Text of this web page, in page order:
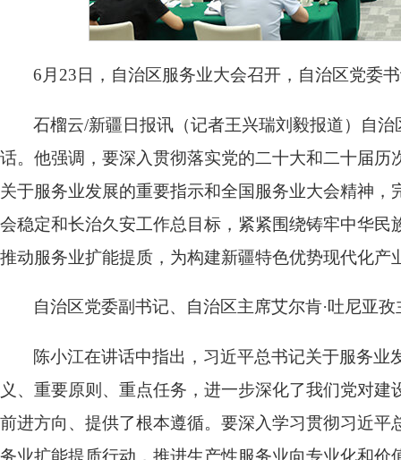
6月23日，自治区服务业大会召开，自治区党委
石榴云/新疆日报讯（记者王兴瑞刘毅报道）自
话。他强调，要深入贯彻落实党的二十大和二十届
关于服务业发展的重要指示和全国服务业大会精神
会稳定和长治久安工作总目标，紧紧围绕铸牢中华
推动服务业扩能提质，为构建新疆特色优势现代化
自治区党委副书记、自治区主席艾尔肯·吐尼亚
陈小江在讲话中指出，习近平总书记关于服务
义、重要原则、重点任务，进一步深化了我们党对
前进方向、提供了根本遵循。要深入学习贯彻习近
务业扩能提质行动，推进生产性服务业向专业化和